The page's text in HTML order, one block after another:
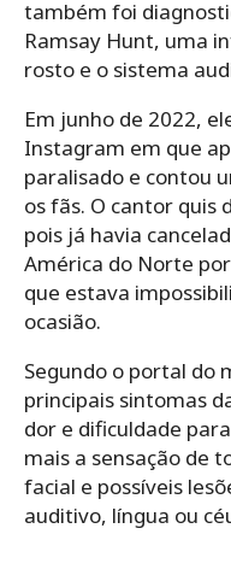
também foi
Ramsay Hunt, uma
rosto e o sistema
Em junho de 2022,
Instagram em que
paralisado e contou
os fãs. O cantor quis
pois já havia
América do Norte
que estava
ocasião.
Segundo o portal do
principais sintomas
dor e dificuldade
mais a sensação de
facial e possíveis
auditivo, língua ou